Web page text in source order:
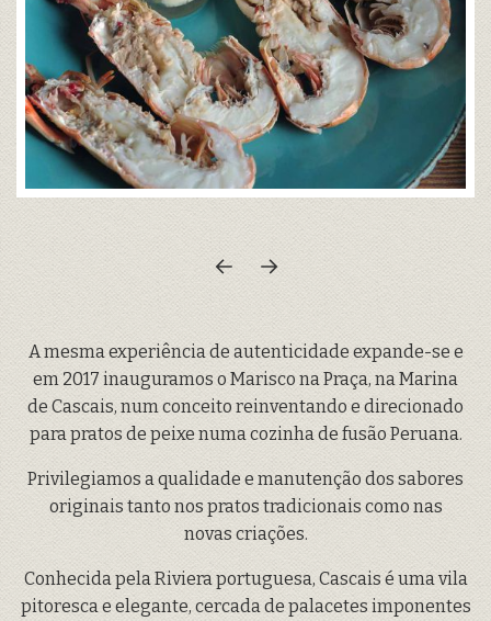
A mesma experiência de autenticidade expande-se e
em 2017 inauguramos o Marisco na Praça, na Marina
de Cascais, num conceito reinventando e direcionado
para pratos de peixe numa cozinha de fusão Peruana.
Privilegiamos a qualidade e manutenção dos sabores
originais tanto nos pratos tradicionais como nas
novas criações.
Conhecida pela Riviera portuguesa, Cascais é uma vila
pitoresca e elegante, cercada de palacetes imponentes